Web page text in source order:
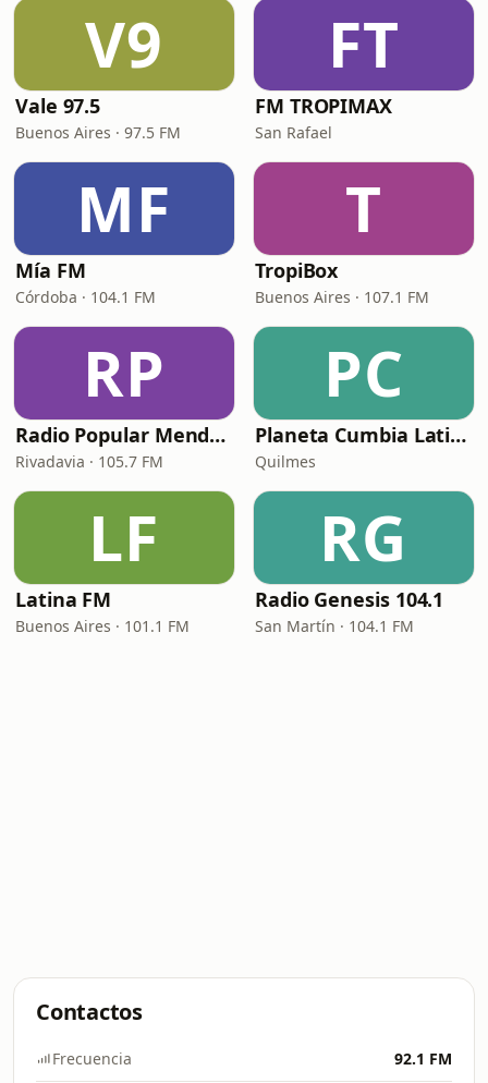
V9
Vale 97.5
Buenos Aires · 97.5 FM
FT
FM TROPIMAX
San Rafael
MF
Mía FM
Córdoba · 104.1 FM
T
TropiBox
Buenos Aires · 107.1 FM
RP
Radio Popular Mendoza
Rivadavia · 105.7 FM
PC
Planeta Cumbia Latina
Quilmes
LF
Latina FM
Buenos Aires · 101.1 FM
RG
Radio Genesis 104.1
San Martín · 104.1 FM
Contactos
Frecuencia 92.1 FM